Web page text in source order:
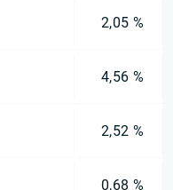
2,05 %
4,56 %
2,52 %
0,68 %